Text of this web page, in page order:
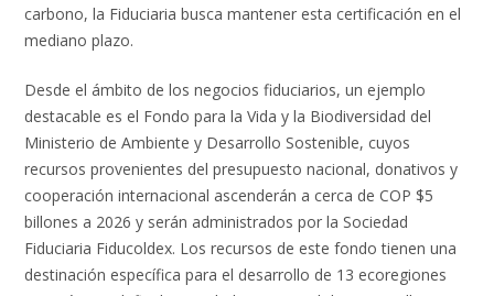
carbono, la Fiduciaria busca mantener esta certificación en el
mediano plazo.
Desde el ámbito de los negocios fiduciarios, un ejemplo
destacable es el Fondo para la Vida y la Biodiversidad del
Ministerio de Ambiente y Desarrollo Sostenible, cuyos
recursos provenientes del presupuesto nacional, donativos y
cooperación internacional ascenderán a cerca de COP $5
billones a 2026 y serán administrados por la Sociedad
Fiduciaria Fiducoldex. Los recursos de este fondo tienen una
destinación específica para el desarrollo de 13 ecoregiones